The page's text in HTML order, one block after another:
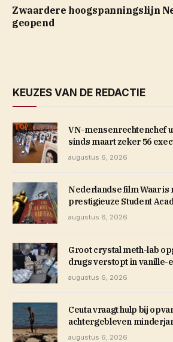
Zwaardere hoogspanningslijn
geopend
KEUZES VAN DE REDACTIE
VN-mensenrechtenchef
sinds maart zeker 56
augustus 6, 2026
Nederlandse film Waar is
prestigieuze Student
augustus 6, 2026
Groot crystal meth-lab
drugs verstopt in vanille-
augustus 6, 2026
Ceuta vraagt hulp bij
achtergebleven
augustus 6, 2026